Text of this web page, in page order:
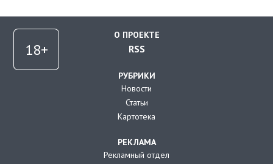
О ПРОЕКТЕ
RSS
РУБРИКИ
Новости
Статьи
Картотека
РЕКЛАМА
Рекламный отдел